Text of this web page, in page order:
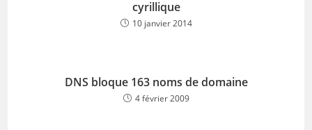
cyrillique
10 janvier 2014
DNS bloque 163 noms de domaine
4 février 2009